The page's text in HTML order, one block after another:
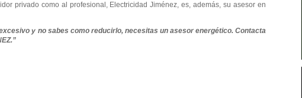
privado como al profesional, Electricidad Jiménez, es, además, su asesor en
y no sabes como reducirlo, necesitas un asesor energético. Contacta